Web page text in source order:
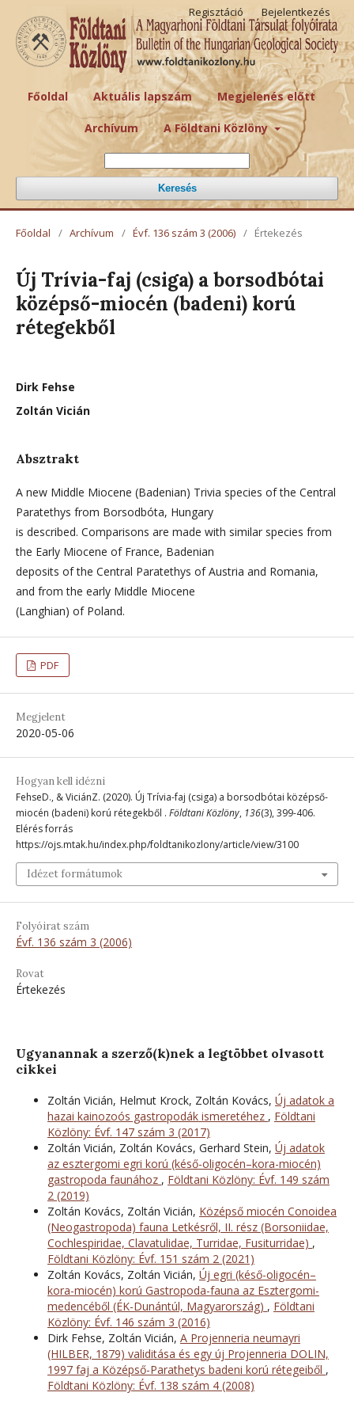
Főoldal Aktuális lapszám Megjelenés előtt
Archívum A Földtani Közlöny
Keresés
Regisztáció Bejelentkezés
Főoldal / Archívum / Évf. 136 szám 3 (2006) / Értekezés
Új Trívia-faj (csiga) a borsodbótai
középső-miocén (badeni) korú
rétegekből
Dirk Fehse
Zoltán Vicián
Absztrakt
A new Middle Miocene (Badenian) Trivia species of the Central
Paratethys from Borsodbóta, Hungary
is described. Comparisons are made with similar species from
the Early Miocene of France, Badenian
deposits of the Central Paratethys of Austria and Romania,
and from the early Middle Miocene
(Langhian) of Poland.
PDF
Megjelent
2020-05-06
Hogyan kell idézni
FehseD., & ViciánZ. (2020). Új Trívia-faj (csiga) a borsodbótai középső-
miocén (badeni) korú rétegekből . Földtani Közlöny, 136(3), 399-406.
Elérés forrás
https://ojs.mtak.hu/index.php/foldtanikozlony/article/view/3100
Idézet formátumok
Folyóirat szám
Évf. 136 szám 3 (2006)
Rovat
Értekezés
Ugyanannak a szerző(k)nek a legtöbbet olvasott
cikkei
Zoltán Vicián, Helmut Krock, Zoltán Kovács, Új adatok a
hazai kainozoós gastropodák ismeretéhez , Földtani
Közlöny: Évf. 147 szám 3 (2017)
Zoltán Vicián, Zoltán Kovács, Gerhard Stein, Új adatok
az esztergomi egri korú (késő-oligocén–kora-miocén)
gastropoda faunához , Földtani Közlöny: Évf. 149 szám
2 (2019)
Zoltán Kovács, Zoltán Vicián, Középső miocén Conoidea
(Neogastropoda) fauna Letkésről, II. rész (Borsoniidae,
Cochlespiridae, Clavatulidae, Turridae, Fusiturridae) ,
Földtani Közlöny: Évf. 151 szám 2 (2021)
Zoltán Kovács, Zoltán Vicián, Új egri (késő-oligocén–
kora-miocén) korú Gastropoda-fauna az Esztergomi-
medencéből (ÉK-Dunántúl, Magyarország) , Földtani
Közlöny: Évf. 146 szám 3 (2016)
Dirk Fehse, Zoltán Vicián, A Projenneria neumayri
(HILBER, 1879) validitása és egy új Projenneria DOLIN,
1997 faj a Középső-Parathetys badeni korú rétegeiből ,
Földtani Közlöny: Évf. 138 szám 4 (2008)